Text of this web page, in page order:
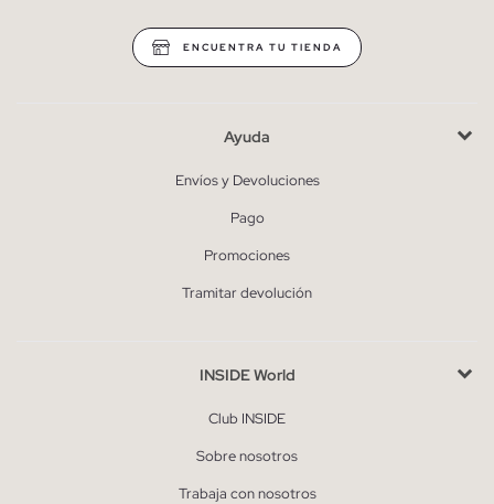
ENCUENTRA TU TIENDA
Ayuda
Envíos y Devoluciones
Pago
Promociones
Tramitar devolución
INSIDE World
Club INSIDE
Sobre nosotros
Trabaja con nosotros